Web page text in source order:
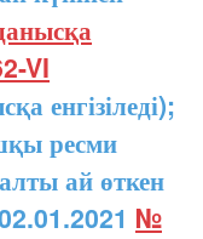
VI
енгізіледі);
ресми
ай өткен
№